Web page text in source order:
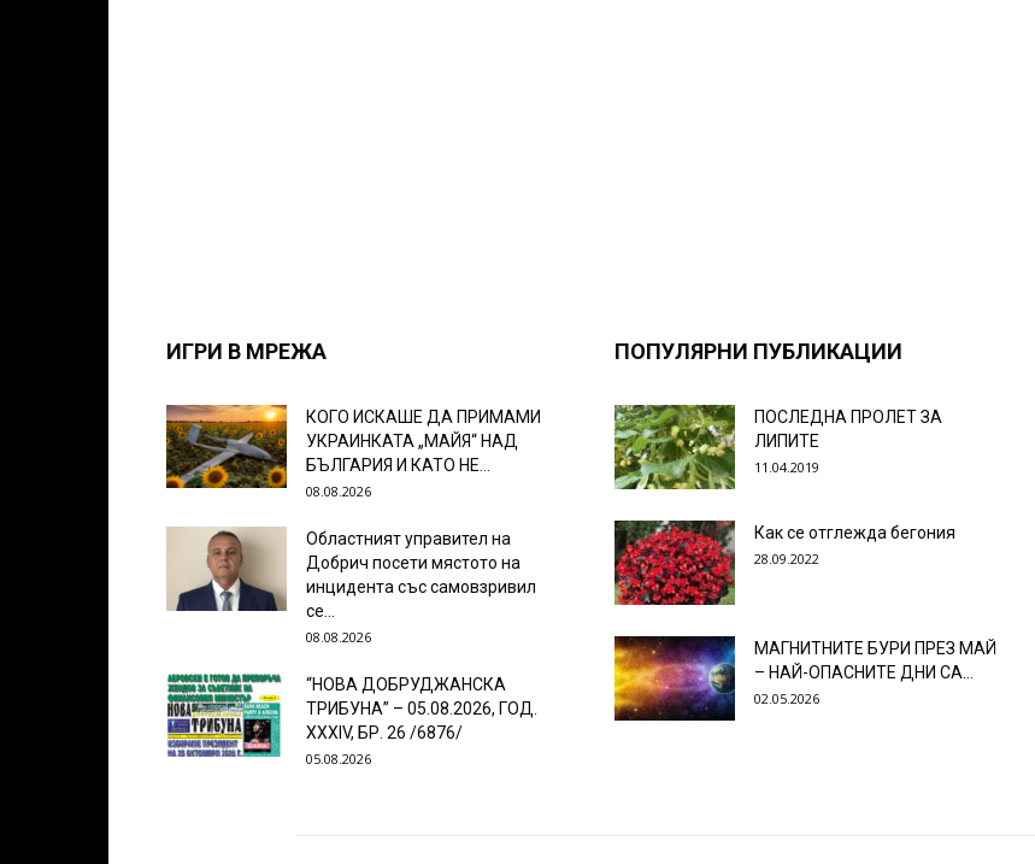
ИГРИ В МРЕЖА
КОГО ИСКАШЕ ДА ПРИМАМИ
УКРАИНКАТА „МАЙЯ“ НАД
БЪЛГАРИЯ И КАТО НЕ...
08.08.2026
Областният управител на
Добрич посети мястото на
инцидента със самовзривил
се...
08.08.2026
“НОВА ДОБРУДЖАНСКА
ТРИБУНА” – 05.08.2026, ГОД.
XXХIV, БР. 26 /6876/
05.08.2026
ПОПУЛЯРНИ ПУБЛИКАЦИИ
ПОСЛЕДНА ПРОЛЕТ ЗА
ЛИПИТЕ
11.04.2019
Как се отглежда бегония
28.09.2022
МАГНИТНИТЕ БУРИ ПРЕЗ МАЙ
– НАЙ-ОПАСНИТЕ ДНИ СА…
02.05.2026